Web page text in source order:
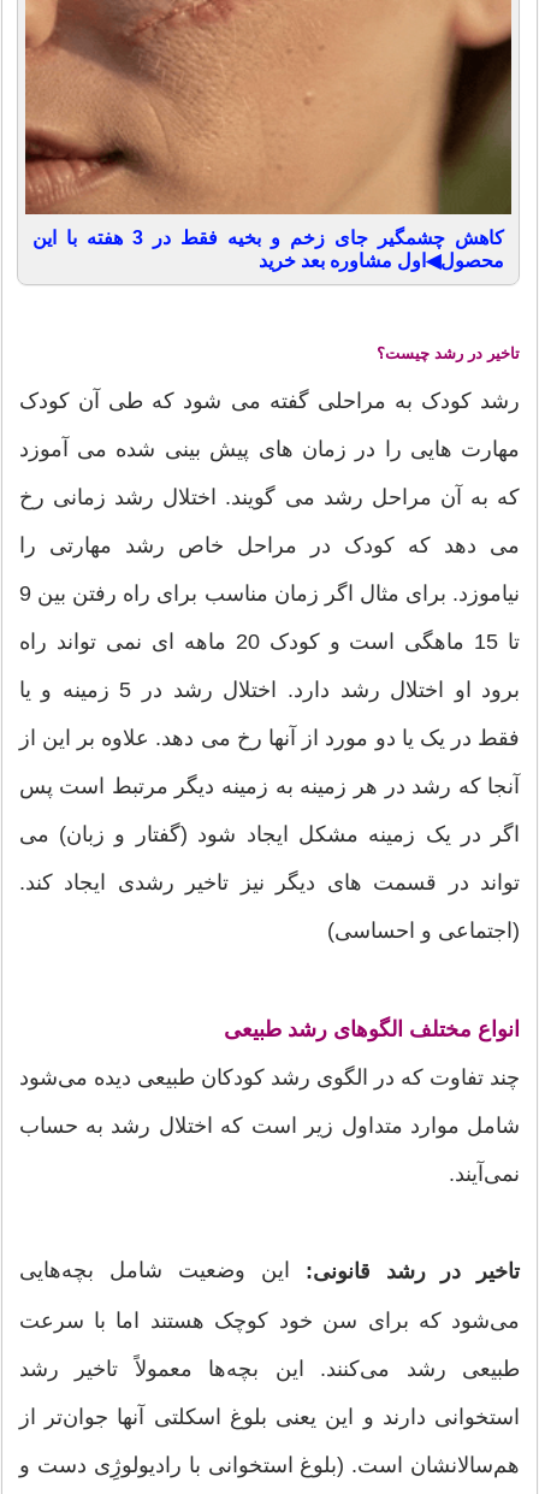
کاهش چشمگیر جای زخم و بخیه فقط در 3 هفته با این
محصول◀اول مشاوره بعد خرید
تاخیر در رشد چیست؟
رشد کودک به مراحلی گفته می شود که طی آن کودک
مهارت هایی را در زمان های پیش بینی شده می آموزد
که به آن مراحل رشد می گویند. اختلال رشد زمانی رخ
می دهد که کودک در مراحل خاص رشد مهارتی را
نیاموزد. برای مثال اگر زمان مناسب برای راه رفتن بین 9
تا 15 ماهگی است و کودک 20 ماهه ای نمی تواند راه
برود او اختلال رشد دارد. اختلال رشد در 5 زمینه و یا
فقط در یک یا دو مورد از آنها رخ می دهد. علاوه بر این از
آنجا که رشد در هر زمینه به زمینه دیگر مرتبط است پس
اگر در یک زمینه مشکل ایجاد شود (گفتار و زبان) می
تواند در قسمت های دیگر نیز تاخیر رشدی ایجاد کند.
(اجتماعی و احساسی)
انواع مختلف الگوهای رشد طبیعی
چند تفاوت که در الگوی رشد کودکان طبیعی دیده می‌شود
شامل موارد متداول زیر است که اختلال رشد به حساب
نمی‌آیند.
تاخیر در رشد قانونی: این وضعیت شامل بچه‌هایی
می‌شود که برای سن خود کوچک هستند اما با سرعت
طبیعی رشد می‌کنند. این بچه‌ها معمولاً تاخیر رشد
استخوانی دارند و این یعنی بلوغ اسکلتی آنها جوان‌تر از
هم‌سالانشان است. (بلوغ استخوانی با رادیولوژِی دست و